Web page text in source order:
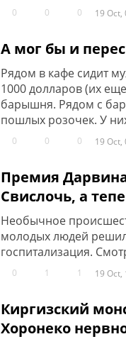
0 0 0 19 Oct,
А мог бы и
Рядом в кафе сидит
1000 долларов (их
барышня. Рядом с
пошлых розочек. У
0 0 0 19 Oct,
Премия
Свислочь, а
Необычное
молодых людей
госпитализация.
0 1 1 19 Oct,
Киргизский
Хоронеко